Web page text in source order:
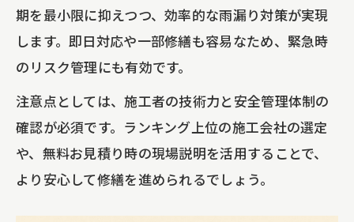
期を最小限に抑えつつ、効率的な雨漏り対策が実現
します。即日対応や一部修繕も容易なため、緊急時
のリスク管理にも有効です。
注意点としては、施工者の技術力と安全管理体制の
確認が必須です。ランキング上位の施工会社の選定
や、無料お見積り時の現場説明を活用することで、
より安心して修繕を進められるでしょう。